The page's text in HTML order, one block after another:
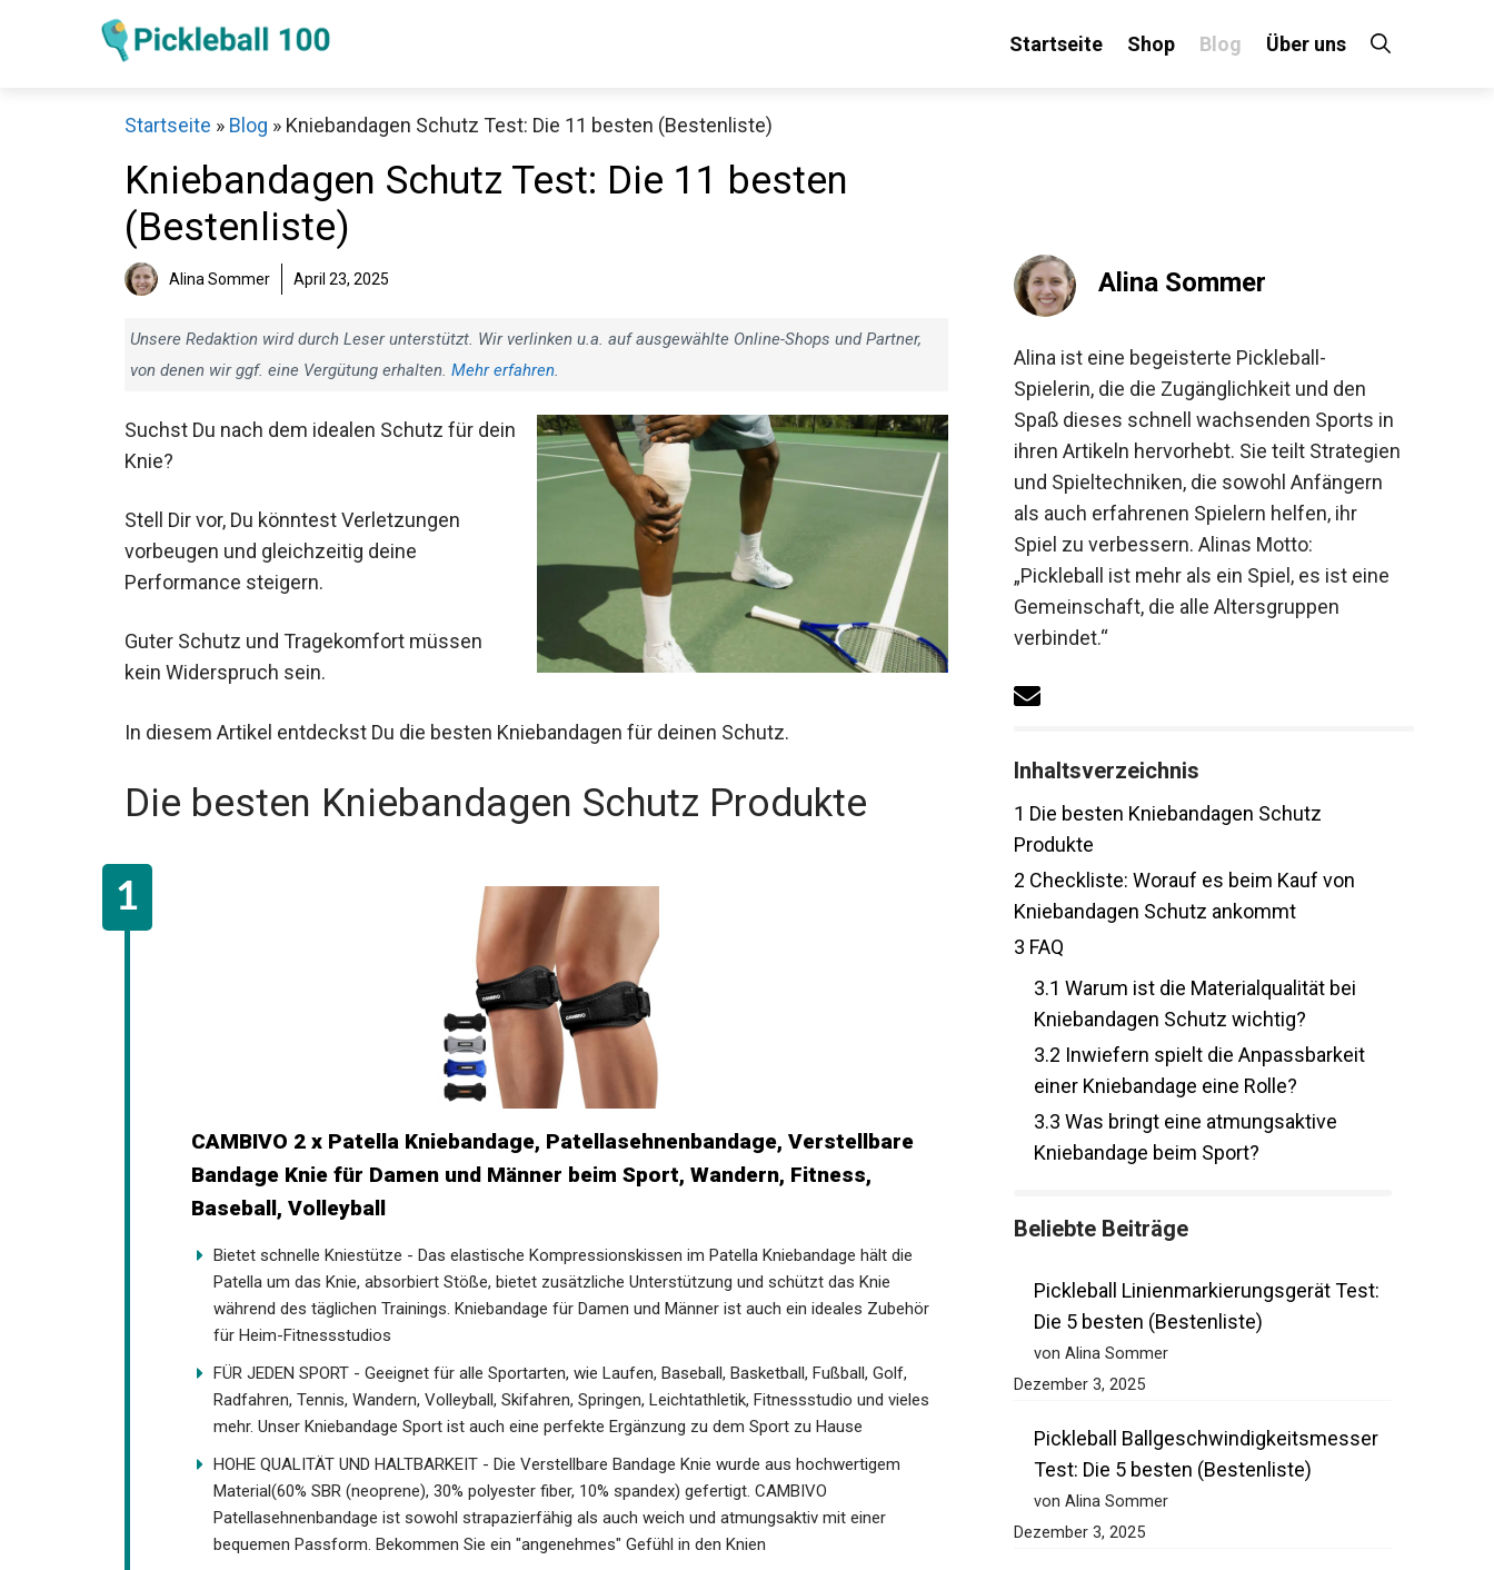
Startseite Shop Blog Über uns
Startseite » Blog » Kniebandagen Schutz Test: Die 11 besten (Bestenliste)
Kniebandagen Schutz Test: Die 11 besten
(Bestenliste)
Alina Sommer April 23, 2025
Unsere Redaktion wird durch Leser unterstützt. Wir verlinken u.a. auf ausgewählte Online-Shops und Partner,
von denen wir ggf. eine Vergütung erhalten. Mehr erfahren.
Suchst Du nach dem idealen Schutz für
dein Knie?
Stell Dir vor, Du könntest Verletzungen
vorbeugen und gleichzeitig deine
Performance steigern.
Guter Schutz und Tragekomfort müssen
kein Widerspruch sein.
In diesem Artikel entdeckst Du die besten Kniebandagen für deinen Schutz.
Die besten Kniebandagen Schutz Produkte
CAMBIVO 2 x Patella Kniebandage, Patellasehnenbandage, Verstellbare
Bandage Knie für Damen und Männer beim Sport, Wandern, Fitness,
Baseball, Volleyball
Bietet schnelle Kniestütze - Das elastische Kompressionskissen im Patella Kniebandage hält die
Patella um das Knie, absorbiert Stöße, bietet zusätzliche Unterstützung und schützt das Knie
während des täglichen Trainings. Kniebandage für Damen und Männer ist auch ein ideales Zubehör
für Heim-Fitnessstudios
FÜR JEDEN SPORT - Geeignet für alle Sportarten, wie Laufen, Baseball, Basketball, Fußball, Golf,
Radfahren, Tennis, Wandern, Volleyball, Skifahren, Springen, Leichtathletik, Fitnessstudio und vieles
mehr. Unser Kniebandage Sport ist auch eine perfekte Ergänzung zu dem Sport zu Hause
HOHE QUALITÄT UND HALTBARKEIT - Die Verstellbare Bandage Knie wurde aus hochwertigem
Material(60% SBR (neoprene), 30% polyester fiber, 10% spandex) gefertigt. CAMBIVO
Patellasehnenbandage ist sowohl strapazierfähig als auch weich und atmungsaktiv mit einer
bequemen Passform. Bekommen Sie ein "angenehmes" Gefühl in den Knien
Alina Sommer
Alina ist eine begeisterte Pickleball-
Spielerin, die die Zugänglichkeit und den
Spaß dieses schnell wachsenden Sports in
ihren Artikeln hervorhebt. Sie teilt
Strategien und Spieltechniken, die sowohl
Anfängern als auch erfahrenen Spielern
helfen, ihr Spiel zu verbessern. Alinas
Motto: „Pickleball ist mehr als ein Spiel, es
ist eine Gemeinschaft, die alle
Altersgruppen verbindet.“
Inhaltsverzeichnis
Die besten Kniebandagen Schutz
Produkte
Checkliste: Worauf es beim Kauf von
Kniebandagen Schutz ankommt
FAQ
3.1Warum ist die Materialqualität bei
Kniebandagen Schutz wichtig?
3.2Inwiefern spielt die Anpassbarkeit
einer Kniebandage eine Rolle?
3.3Was bringt eine atmungsaktive
Kniebandage beim Sport?
Beliebte Beiträge
Pickleball Linienmarkierungsgerät Test:
Die 5 besten (Bestenliste)
von Alina Sommer
Dezember 3, 2025
Pickleball Ballgeschwindigkeitsmesser
Test: Die 5 besten (Bestenliste)
von Alina Sommer
Dezember 3, 2025
Decathlon Sale
Schaue dir jetzt die meistverkauften Produkte im Sale bei Decathlon an!
Jetzt anschauen